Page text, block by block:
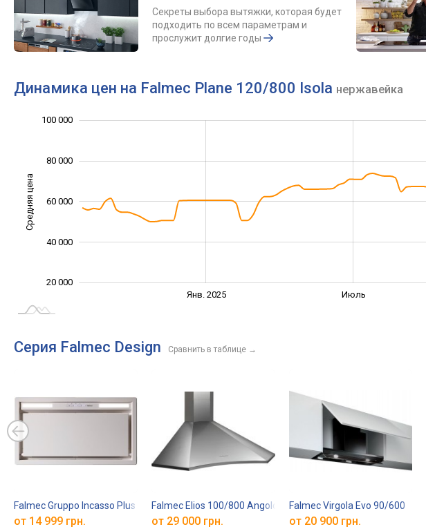
Секреты выбора вытяжки, которая будет
подходить по всем параметрам и
прослужит долгие годы
Динамика цен на Falmec Plane 120/800 Isola нержавейка
Средняя цена 100 000
20 000
40 000
60 000
80 000
100 000
Янв. 2025 Июль
Серия Falmec Design Сравнить в таблице →
Falmec Gruppo Incasso Plus 50
от 14 999 грн.
Falmec Elios 100/800 Angolo
от 29 000 грн.
Falmec Virgola Evo 90/600
от 20 900 грн.